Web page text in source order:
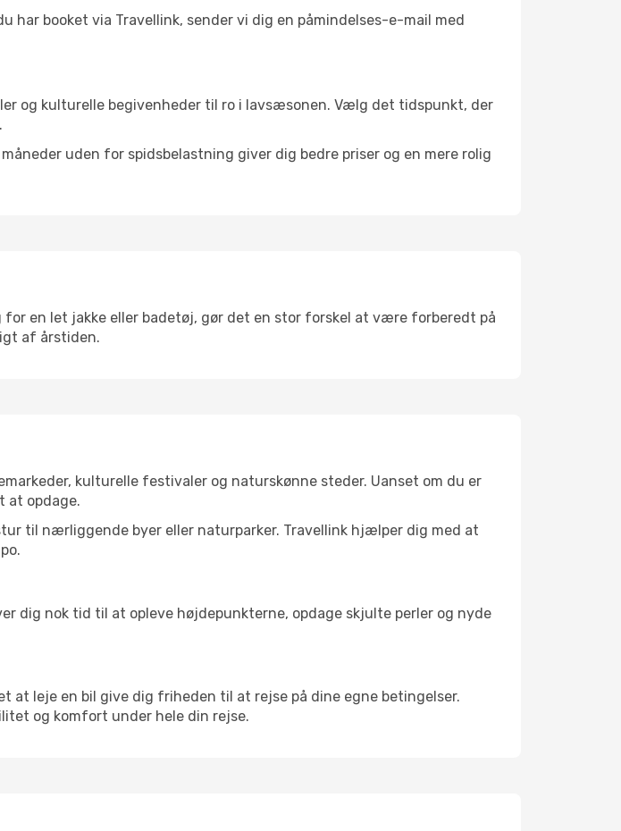
booket via Travellink, sender vi dig en påmindelses-e-mail med
og kulturelle begivenheder til ro i lavsæsonen. Vælg det tidspunkt, der
uden for spidsbelastning giver dig bedre priser og en mere rolig
en let jakke eller badetøj, gør det en stor forskel at være forberedt på
af årstiden.
kulturelle festivaler og naturskønne steder. Uanset om du er
at opdage.
til nærliggende byer eller naturparker. Travellink hjælper dig med at
dig nok tid til at opleve højdepunkterne, opdage skjulte perler og nyde
at leje en bil give dig friheden til at rejse på dine egne betingelser.
og komfort under hele din rejse.